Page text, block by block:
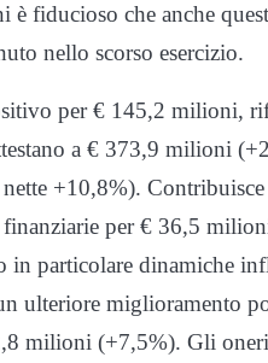
è fiducioso che anche
nello scorso esercizio.
per € 145,2 milioni,
a € 373,9 milioni
+10,8%).
per € 36,5
in particolare dinamiche
ulteriore miglioramento
milioni (+7,5%). Gli